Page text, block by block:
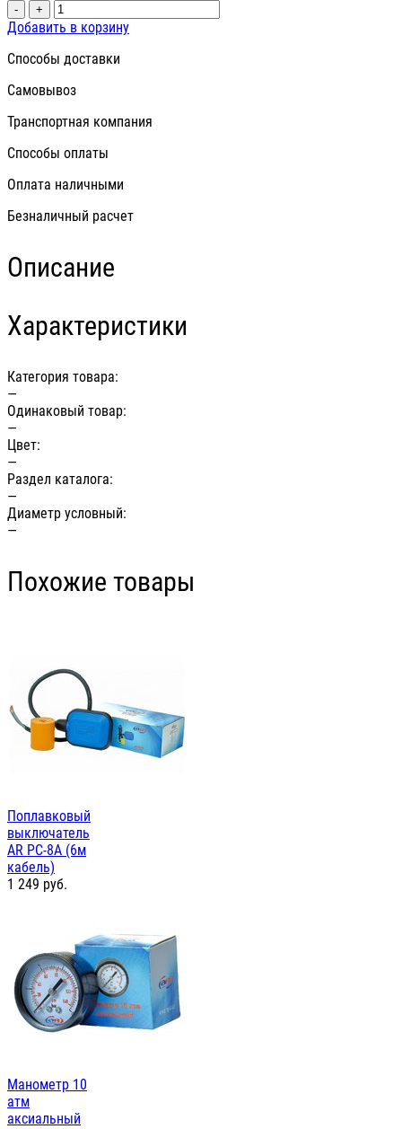
- +
Добавить в корзину
Способы доставки
Самовывоз
Транспортная компания
Способы оплаты
Оплата наличными
Безналичный расчет
Описание
Характеристики
Категория товара:
—
Одинаковый товар:
—
Цвет:
—
Раздел каталога:
—
Диаметр условный:
—
Похожие товары
Поплавковый
выключатель
AR PC-8A (6м
кабель)
1 249 руб.
Манометр 10
атм
аксиальный